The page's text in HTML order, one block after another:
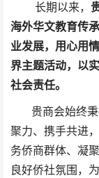
长期以来，
海外华文教育传
业发展，用心用
界主题活动，以
社会责任。
贵商会始终秉
聚力、携手共进
务侨商群体、凝
良好侨社氛围，